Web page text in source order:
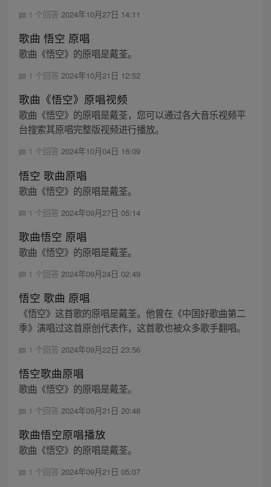
1 个回答 2024年10月27日 14:11
歌曲 悟空 原唱
歌曲《悟空》的原唱是戴荃。
1 个回答 2024年10月21日 12:52
歌曲《悟空》原唱视频
歌曲《悟空》的原唱是戴荃，您可以通过各大音乐视频平
台搜索其原唱完整版视频进行播放。
1 个回答 2024年10月04日 16:09
悟空 歌曲原唱
歌曲《悟空》的原唱是戴荃。
1 个回答 2024年09月27日 05:14
歌曲悟空 原唱
歌曲《悟空》的原唱是戴荃。
1 个回答 2024年09月24日 02:49
悟空 歌曲 原唱
《悟空》这首歌的原唱是戴荃。他曾在《中国好歌曲第二
季》演唱过这首原创代表作，这首歌也被众多歌手翻唱。
1 个回答 2024年09月22日 23:56
悟空歌曲原唱
歌曲《悟空》的原唱是戴荃。
1 个回答 2024年09月21日 20:48
歌曲悟空原唱播放
歌曲《悟空》的原唱是戴荃。
1 个回答 2024年09月21日 05:07